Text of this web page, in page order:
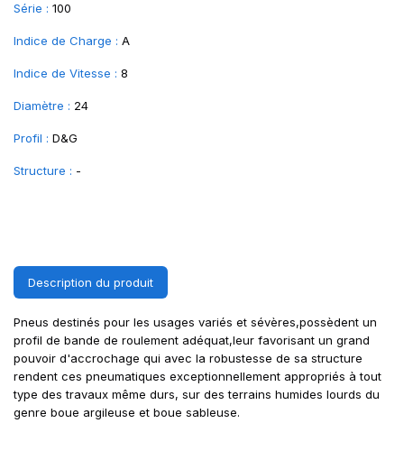
Série : 100
Indice de Charge : A
Indice de Vitesse : 8
Diamètre : 24
Profil : D&G
Structure : -
Description du produit
Pneus destinés pour les usages variés et sévères,possèdent un
profil de bande de roulement adéquat,leur favorisant un grand
pouvoir d'accrochage qui avec la robustesse de sa structure
rendent ces pneumatiques exceptionnellement appropriés à tout
type des travaux même durs, sur des terrains humides lourds du
genre boue argileuse et boue sableuse.